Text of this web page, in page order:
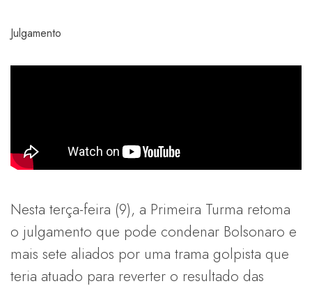
Julgamento
Nesta terça-feira (9), a Primeira Turma retoma
o julgamento que pode condenar Bolsonaro e
mais sete aliados por uma trama golpista que
teria atuado para reverter o resultado das